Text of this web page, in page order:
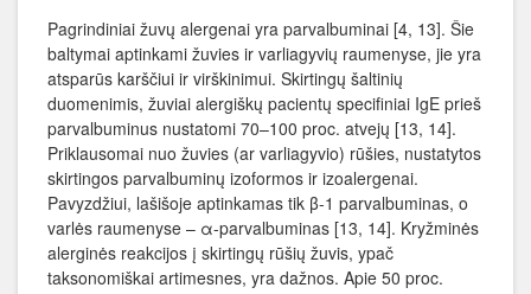
Pagrindiniai žuvų alergenai yra parvalbuminai [4, 13]. Šie
baltymai aptinkami žuvies ir varliagyvių raumenyse, jie yra
atsparūs karščiui ir virškinimui. Skirtingų šaltinių
duomenimis, žuviai alergiškų pacientų specifiniai IgE prieš
parvalbuminus nustatomi 70–100 proc. atvejų [13, 14].
Priklausomai nuo žuvies (ar varliagyvio) rūšies, nustatytos
skirtingos parvalbuminų izoformos ir izoalergenai.
Pavyzdžiui, lašišoje aptinkamas tik β-1 parvalbuminas, o
varlės raumenyse – α-parvalbuminas [13, 14]. Kryžminės
alerginės reakcijos į skirtingų rūšių žuvis, ypač
taksonomiškai artimesnes, yra dažnos. Apie 50 proc.